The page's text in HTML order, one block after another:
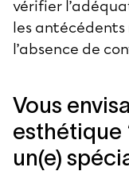
vérifier
les
l’absence de
Vous
esthétique
un(e)